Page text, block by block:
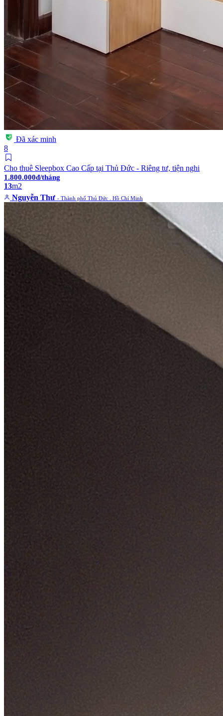
Đã xác minh
8
Cho thuê Sleepbox Cao Cấp tại Thủ Đức - Riêng tư, tiện nghi
1.800.000đ/tháng
13m2
Nguyễn Thư - Thành phố Thủ Đức . Hồ Chí Minh